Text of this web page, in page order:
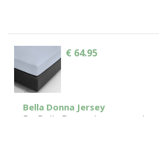
maten, en biedt met het
van 100%...
Bella Donna Jersey
De Bella Donna Jersey maakt
€ 64.95